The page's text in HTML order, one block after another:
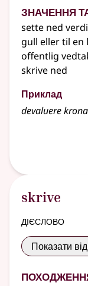
Значення
sette ned
gull ellertil en
offentlig
skrive ned
Приклад
devaluerekrona
skrive
дієслово
Показати